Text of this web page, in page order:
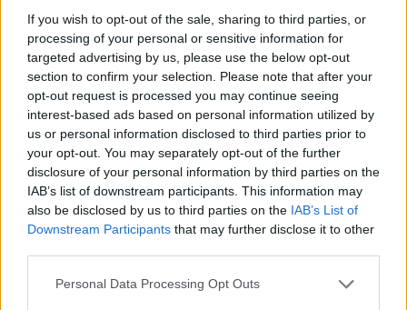
If you wish to opt-out of the sale, sharing to third parties, or
processing of your personal or sensitive information for
targeted advertising by us, please use the below opt-out
section to confirm your selection. Please note that after your
opt-out request is processed you may continue seeing
interest-based ads based on personal information utilized by
us or personal information disclosed to third parties prior to
your opt-out. You may separately opt-out of the further
disclosure of your personal information by third parties on the
IAB’s list of downstream participants. This information may
also be disclosed by us to third parties on the IAB’s List of
Downstream Participants that may further disclose it to other
Please note that this website/app uses one or more Google
Personal Data Processing Opt Outs
Mi, akik láttuk a sorozatot, nem tudunk ellenkezni
Murdock egy üdítő szereplője volt a szériának, és bár az
Amazon nélküle is egy kellemes kaland volt, ő hozta a
cseresznyét a desszertünk tetejére.
SMASH by Meló-Diák: Homok, zene és a nyár legjobb
hangulata – Jön a második forduló! (X)
Július végén folytatódik a balatoni strandröplabda-
sorozat.